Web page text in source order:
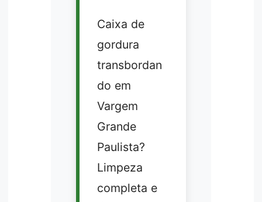
Caixa de
gordura
transbordan
do em
Vargem
Grande
Paulista?
Limpeza
completa e